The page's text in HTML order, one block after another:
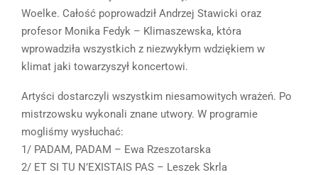
Woelke. Całość poprowadził Andrzej Stawicki oraz
profesor Monika Fedyk – Klimaszewska, która
wprowadziła wszystkich z niezwykłym wdziękiem w
klimat jaki towarzyszył koncertowi.
Artyści dostarczyli wszystkim niesamowitych wrażeń. Po
mistrzowsku wykonali znane utwory. W programie
mogliśmy wysłuchać:
1/ PADAM, PADAM – Ewa Rzeszotarska
2/ ET SI TU N’EXISTAIS PAS – Leszek Skrla